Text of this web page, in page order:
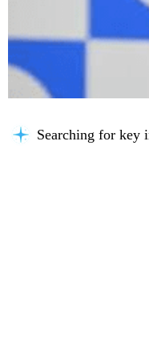
Searching for key